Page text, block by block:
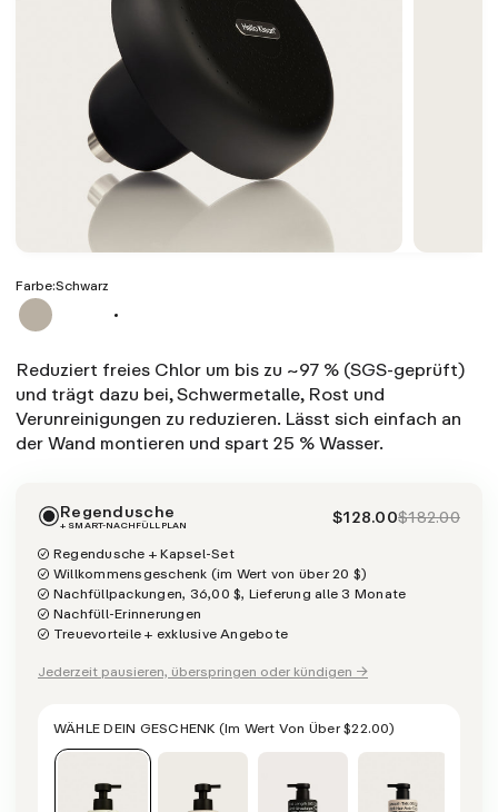
Farbe:Schwarz
Reduziert freies Chlor um bis zu ~97 % (SGS-geprüft)
und trägt dazu bei, Schwermetalle, Rost und
Verunreinigungen zu reduzieren. Lässt sich einfach an
der Wand montieren und spart 25 % Wasser.
Regendusche
+ SMART-NACHFÜLLPLAN $128.00$182.00
Regendusche + Kapsel-Set
Willkommensgeschenk (im Wert von über 20 $)
Nachfüllpackungen, 36,00 $, Lieferung alle 3 Monate
Nachfüll-Erinnerungen
Treuevorteile + exklusive Angebote
Jederzeit pausieren, überspringen oder kündigen →
WÄHLE DEIN GESCHENK (im Wert Von Über$22.00)